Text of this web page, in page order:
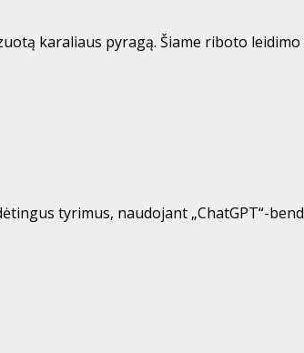
karaliaus pyragą. Šiame riboto leidimo
tyrimus, naudojant „ChatGPT“-